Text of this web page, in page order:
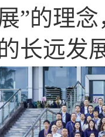
”的理
长远发